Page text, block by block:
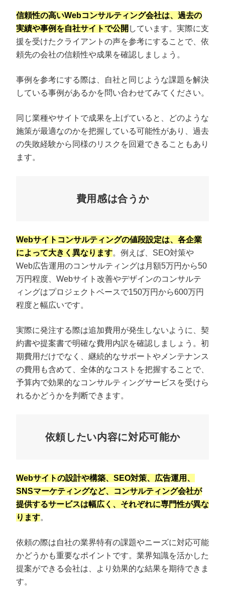
信頼性の高いWebコンサルティング会社は、過去の
実績や事例を自社サイトで公開 しています。実際に支
援を受けたクライアントの声を参考にすることで、依
頼先の会社の信頼性や成果を確認しましょう。
事例を参考にする際は、自社と同じような課題を解決
している事例があるかを問い合わせてみてください。
同じ業種やサイトで成果を上げていると、どのような
施策が最適なのかを把握している可能性があり、過去
の失敗経験から同様のリスクを回避できることもあり
ます。
費用感は合うか
Webサイトコンサルティングの値段設定は、各企業
によって大きく異なります。例えば、SEO対策や
Web広告運用のコンサルティングは月額5万円から50
万円程度、Webサイト改善やデザインのコンサルテ
ィングはプロジェクトベースで150万円から600万円
程度と幅広いです。
実際に発注する際は追加費用が発生しないように、契
約書や提案書で明確な費用内訳を確認しましょう。初
期費用だけでなく、継続的なサポートやメンテナンス
の費用も含めて、全体的なコストを把握することで、
予算内で効果的なコンサルティングサービスを受けら
れるかどうかを判断できます。
依頼したい内容に対応可能か
Webサイトの設計や構築、SEO対策、広告運用、
SNSマーケティングなど、コンサルティング会社が
提供するサービスは幅広く、それぞれに専門性が異な
ります。
依頼の際は自社の業界特有の課題やニーズに対応可能
かどうかも重要なポイントです。業界知識を活かした
提案ができる会社は、より効果的な結果を期待できま
す。